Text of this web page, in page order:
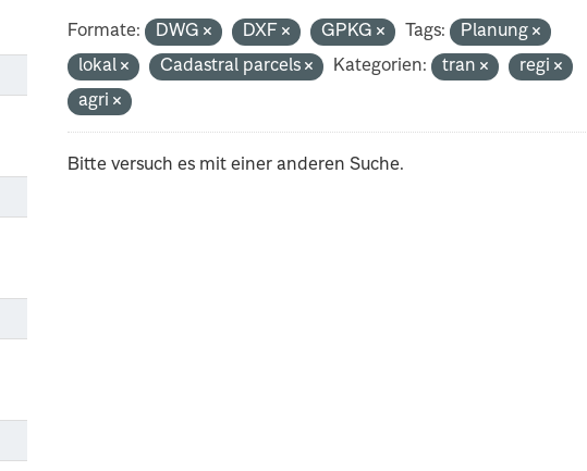
Formate: DWG DXF GPKG Tags:
Planung
lokal
Cadastral parcels Kategorien: tran
regi
agri
Bitte versuch es mit einer anderen Suche.